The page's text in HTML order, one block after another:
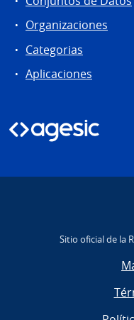
Organizaciones
Categorias
Aplicaciones
Sitio oficial de la